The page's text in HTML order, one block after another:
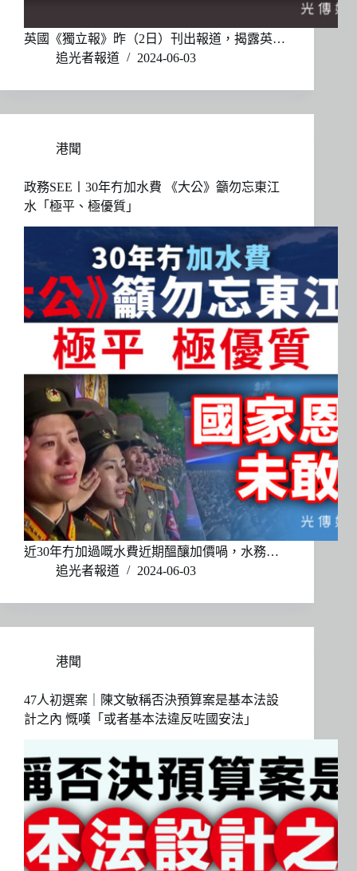
英國《獨立報》昨（2日）刊出報道，揭露英…
追光者報道
2024-06-03
港聞
政務SEE〡30年冇加水費 《大公》籲勿忘東江
水「極平、極優質」
近30年冇加過嘅水費近期醞釀加價喎，水務…
追光者報道
2024-06-03
港聞
47人初選案｜陳文敏稱否決預算案是基本法設
計之內 慨嘆「或者基本法違反咗國安法」